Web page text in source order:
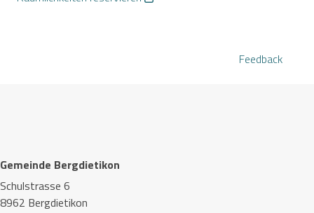
Feedback
Gemeinde Bergdietikon
Schulstrasse 6
8962 Bergdietikon